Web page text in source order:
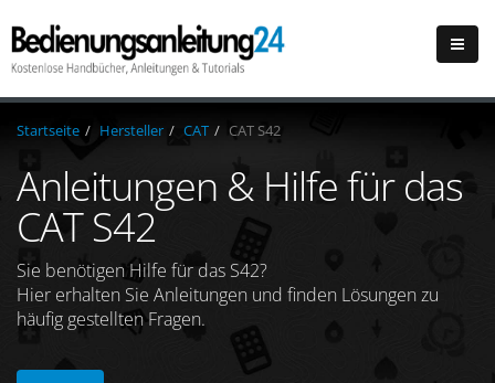
Startseite Hersteller CAT CAT S42
Anleitungen & Hilfe für das
CAT S42
Sie benötigen Hilfe für das S42?
Hier erhalten Sie Anleitungen und finden Lösungen zu
häufig gestellten Fragen.